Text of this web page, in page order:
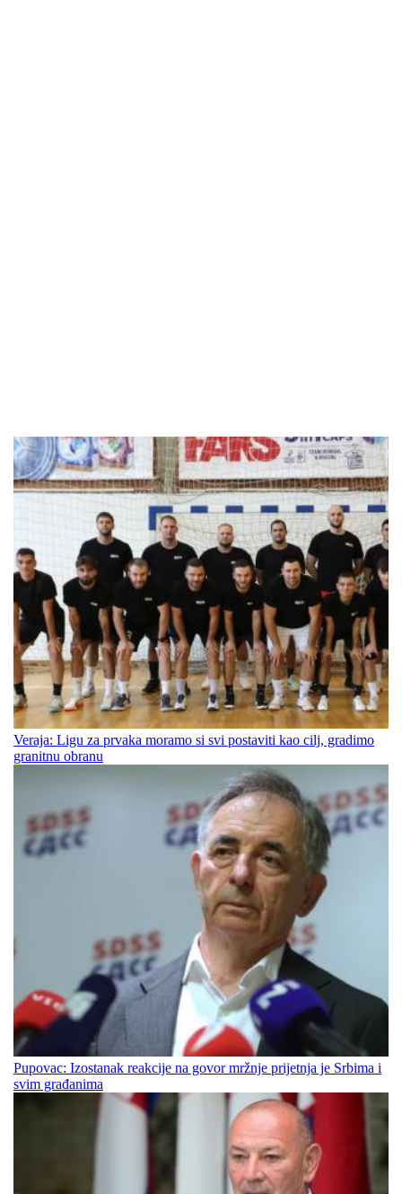
Veraja: Ligu za prvaka moramo si svi postaviti kao cilj, gradimo
granitnu obranu
Pupovac: Izostanak reakcije na govor mržnje prijetnja je Srbima i
svim građanima